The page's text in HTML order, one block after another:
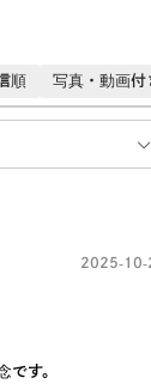
順 写真・動画付
2025-10-
です。